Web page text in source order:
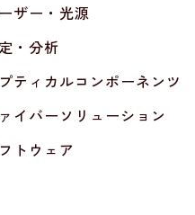
ザー・光源
・分析
ティカルコンポーネンツ
イバーソリューション
トウェア